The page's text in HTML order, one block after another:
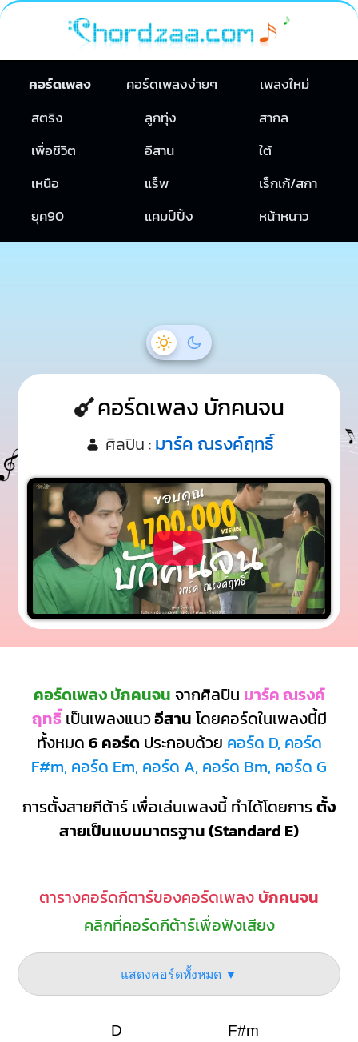
คอร์ดเพลง คอร์ดเพลงง่ายๆ
เพลงใหม่
สตริง
ลูกทุ่ง
สากล
เพื่อชีวิต
อีสาน
ใต้
เหนือ
แร็พ
เร็กเก้/สกา
ยุค90
แคมป์ปิ้ง หน้าหนาว
คอร์ดเพลง บักคนจน
ศิลปิน : มาร์ค ณรงค์ฤทธิ์
คอร์ดเพลง บักคนจน จากศิลปิน มาร์ค ณรงค์
ฤทธิ์เป็นเพลงแนวอีสาน โดยคอร์ดในเพลงนี้มี
ทั้งหมด 6 คอร์ด ประกอบด้วย คอร์ด D, คอร์ด
F#m, คอร์ด Em, คอร์ด A, คอร์ด Bm, คอร์ด G
การตั้งสายกีต้าร์ เพื่อเล่นเพลงนี้ ทำได้โดยการตั้ง
สายเป็นแบบมาตรฐาน (Standard E)
ตารางคอร์ดกีตาร์ของคอร์ดเพลง บักคนจน
คลิกที่คอร์ดกีต้าร์เพื่อฟังเสียง
แสดงคอร์ดทั้งหมด ▼
D F#m